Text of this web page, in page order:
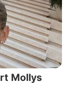
Mollys